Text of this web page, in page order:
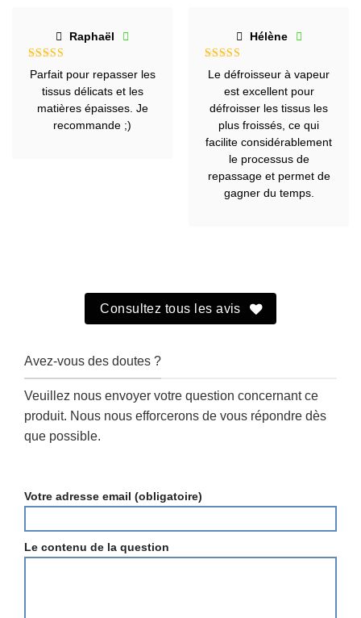
Raphaël
Note 5 sur
5
Parfait pour repasser les
tissus délicats et les
matières épaisses. Je
recommande ;)
Hélène
Note5sur
5
Le défroisseur à vapeur
est excellent pour
défroisser les tissus les
plus froissés, ce qui
facilite considérablement
le processus de
repassage et permet de
gagner du temps.
Consultez tous les avis
Avez-vous des doutes ?
Veuillez nous envoyer votre question concernant ce
produit. Nous nous efforcerons de vous répondre dès
que possible.
Votre adresse email (obligatoire)
Le contenu de la question